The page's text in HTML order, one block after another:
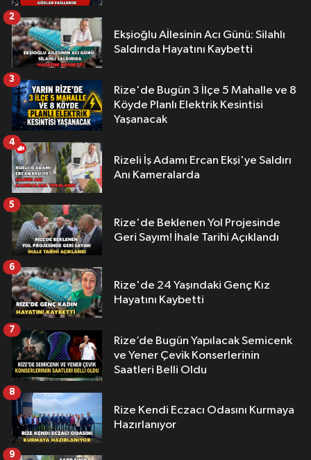
Ekşioğlu Aİlesinin Acı Günü: Silahlı
Saldırıda Hayatını Kaybetti
2
Rize'de Bugün 3 İlçe 5 Mahalle ve 8
Köyde Planlı Elektrik Kesintisi
Yaşanacak
3
Rizeli İş Adamı Ercan Ekşi'ye Saldırı
Anı Kameralarda
4
Rize'de Beklenen Yol Projesinde
Geri Sayım! İhale Tarihi Açıklandı
5
Rize'de 24 Yaşındaki Genç Kız
Hayatını Kaybetti
6
Rize’de Bugün Yapılacak Semicenk
ve Yener Çevik Konserlerinin
Saatleri Belli Oldu
7
Rize Kendi Eczacı Odasını Kurmaya
Hazırlanıyor
8
9